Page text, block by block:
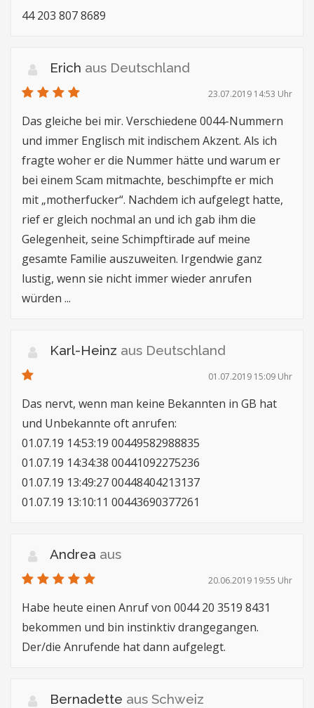
44 203 807 8689
Erich aus Deutschland
23.07.2019 14:53 Uhr
Das gleiche bei mir. Verschiedene 0044-Nummern
und immer Englisch mit indischem Akzent. Als ich
fragte woher er die Nummer hätte und warum er
bei einem Scam mitmachte, beschimpfte er mich
mit „motherfucker“. Nachdem ich aufgelegt hatte,
rief er gleich nochmal an und ich gab ihm die
Gelegenheit, seine Schimpftirade auf meine
gesamte Familie auszuweiten. Irgendwie ganz
lustig, wenn sie nicht immer wieder anrufen
würden ...
Karl-Heinz aus Deutschland
01.07.2019 15:09 Uhr
Das nervt, wenn man keine Bekannten in GB hat
und Unbekannte oft anrufen:
01.07.19 14:53:19 00449582988835
01.07.19 14:34:38 00441092275236
01.07.19 13:49:27 00448404213137
01.07.19 13:10:11 00443690377261
Andrea aus
20.06.2019 19:55 Uhr
Habe heute einen Anruf von 0044 20 3519 8431
bekommen und bin instinktiv drangegangen.
Der/die Anrufende hat dann aufgelegt.
Bernadette aus Schweiz